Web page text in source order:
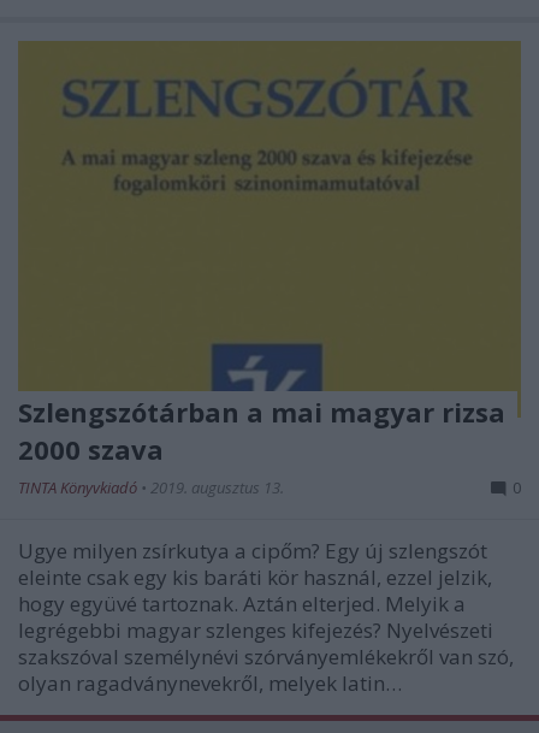
Szlengszótárban a mai magyar rizsa
2000 szava
TINTA Könyvkiadó • 2019. augusztus 13. 0
Ugye milyen zsírkutya a cipőm? Egy új szlengszót
eleinte csak egy kis baráti kör használ, ezzel jelzik,
hogy együvé tartoznak. Aztán elterjed. Melyik a
legrégebbi magyar szlenges kifejezés? Nyelvészeti
szakszóval személynévi szórványemlékekről van szó,
olyan ragadványnevekről, melyek latin…